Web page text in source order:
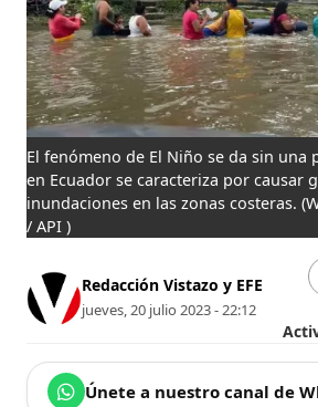
El fenómeno de El Niño se da sin una
en Ecuador se caracteriza por causar
inundaciones en las zonas costeras.
/ API )
Redacción Vistazo y EFE
jueves, 20 julio 2023 - 22:12
Únete a nuestro canal de